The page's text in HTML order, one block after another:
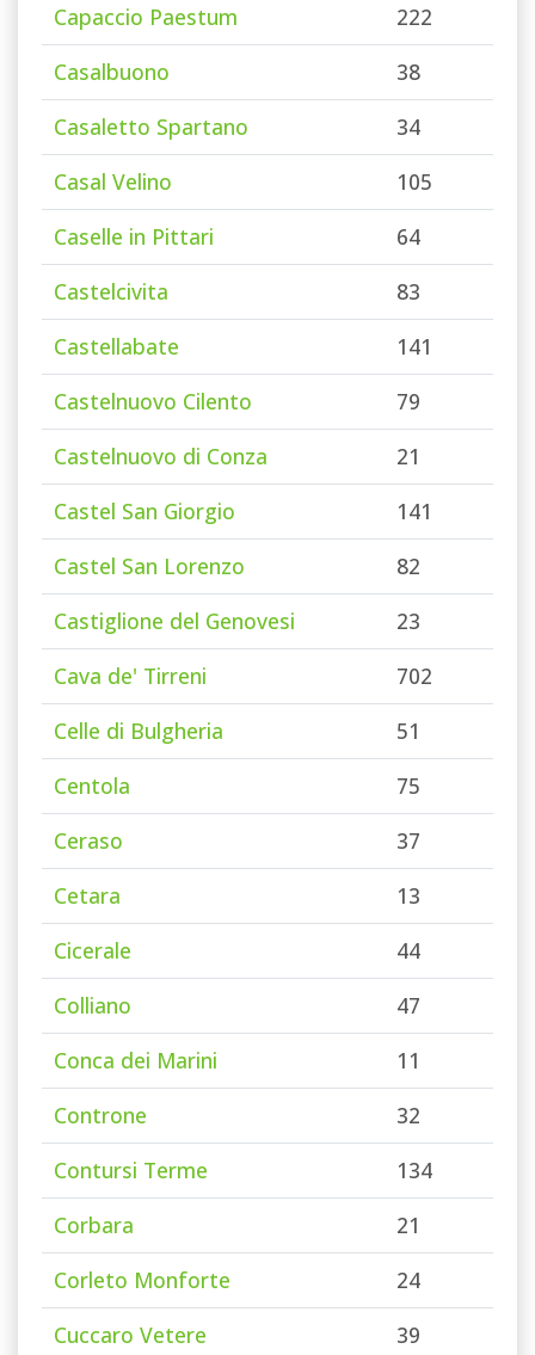
Capaccio Paestum
222
Casalbuono
38
Casaletto Spartano
34
Casal Velino
105
Caselle in Pittari
64
Castelcivita
83
Castellabate
141
Castelnuovo Cilento
79
Castelnuovo di Conza
21
Castel San Giorgio
141
Castel San Lorenzo
82
Castiglione del Genovesi
23
Cava de' Tirreni
702
Celle di Bulgheria
51
Centola
75
Ceraso
37
Cetara
13
Cicerale
44
Colliano
47
Conca dei Marini
11
Controne
32
Contursi Terme
134
Corbara
21
Corleto Monforte
24
Cuccaro Vetere
39